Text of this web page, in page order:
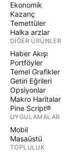
Ekonomik
Kazanç
Temettüler
Halka arzlar
DIĞER ÜRÜNLER
Haber Akışı
Portföyler
Temel Grafikler
Getiri Eğrileri
Opsiyonlar
Makro Haritalar
Pine Script®
UYGULAMALAR
Mobil
Masaüstü
TOPLULUK